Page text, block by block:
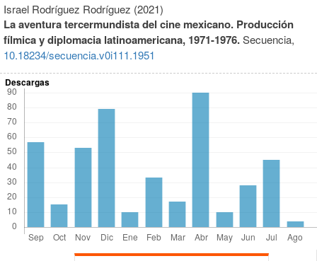
Israel Rodríguez Rodríguez (2021)
La aventura tercermundista del cine mexicano. Producción
fílmica y diplomacia latinoamericana, 1971-1976.Secuencia,
10.18234/secuencia.v0i111.1951
Descargas